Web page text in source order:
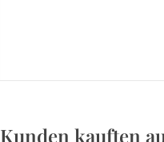
Kunden kauften